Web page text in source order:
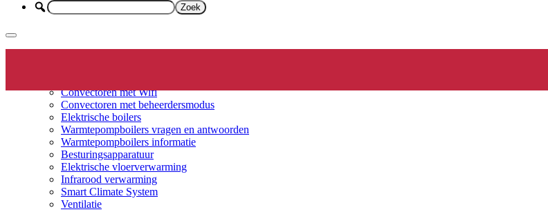
Convectoren met Wifi
Convectoren met beheerdersmodus
Elektrische boilers
Warmtepompboilers vragen en antwoorden
Warmtepompboilers informatie
Besturingsapparatuur
Elektrische vloerverwarming
Infrarood verwarming
Smart Climate System
Ventilatie